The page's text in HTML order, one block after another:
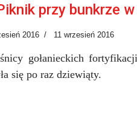
przy bunkrze w
2016 11 wrzesień 2016
gołanieckich
się po raz dziewiąty.